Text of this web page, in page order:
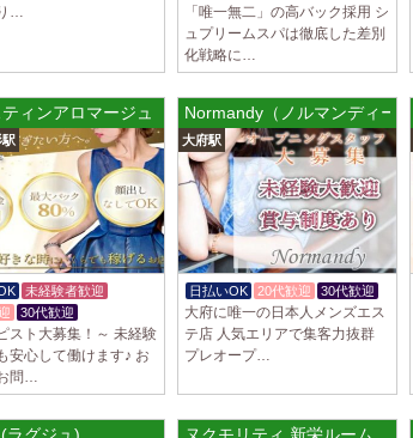
…
「唯一無二」の高バック採用 シ
ュプリームスパは徹底した差別
化戦略に…
ィンアロマージュ 武蔵小杉ルーム
駅
未経験者歓迎
30代歓迎
スト大募集！～ 未経験
安心して働けます♪ お
問…
Normandy（ノルマンディー）
大府駅
日払いOK 20代歓迎 30代歓迎
大府に唯一の日本人メンズエス
テ店 人気エリアで集客力抜群
プレオープ…